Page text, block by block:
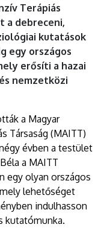
Terápiás
a debreceni,
kutatások
egy országos
erősíti a hazai
nemzetközi
a Magyar
Társaság (MAITT)
évben a testület
a MAITT
egy olyan országos
lehetőséget
indulhasson
kutatómunka.